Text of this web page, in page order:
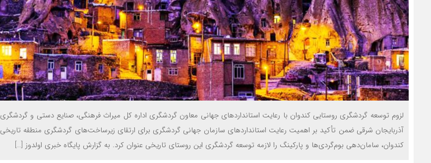
لزوم توسعه گردشگری روستایی کندوان با رعایت استانداردهای جهانی معاون گردشگری اداره کل میراث فرهنگی، صنایع دستی و گردشگری
آذربایجان‌ شرقی ضمن تأکید بر اهمیت رعایت استانداردهای سازمان جهانی گردشگری برای ارتقای زیرساخت‌های گردشگری منطقه تاریخی
کندوان، سامان‌دهی بوم‌گردی‌ها و پارکینگ را لازمه توسعه گردشگری این روستای تاریخی عنوان کرد. به گزارش پایگاه خبری اولدوز […]